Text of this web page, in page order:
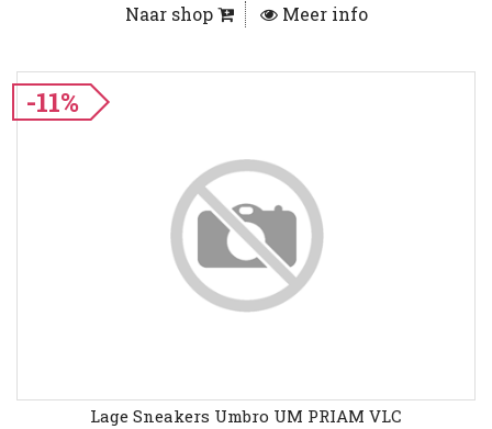
Naar shop Meer info
-11%
Lage Sneakers Umbro UM PRIAM VLC